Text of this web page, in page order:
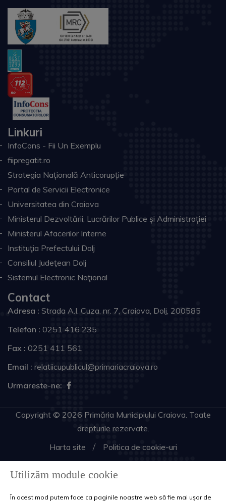
Linkuri
InfoCons - Fii Un Exemplu
fiipregatit.ro
Strategia Națională Anticorupție
Portal de Servicii Electronice
Universitatea din Craiova
Ministerul Dezvoltării, Lucrărilor Publice și Administrației
Ministerul Afacerilor Interne
Instituţia Prefectului Dolj
Consiliul Judeţean Dolj
Sistemul Electronic Naţional
Contact
Adresa : Strada A.I. Cuza, nr. 7, Craiova, Dolj, 200585
Telefon : 0251 416 235
Fax : 0251 411 561
Email : relatiicupublicul@primariacraiova.ro
Urmareste-ne:
Copyright © 2026 Primăria Municipiului Craiova. Toate
drepturile rezervate.
Harta site
Politica de cookie-uri
Utilizăm module cookie
În acest mod putem face ca paginile noastre web să fie mai ușor de